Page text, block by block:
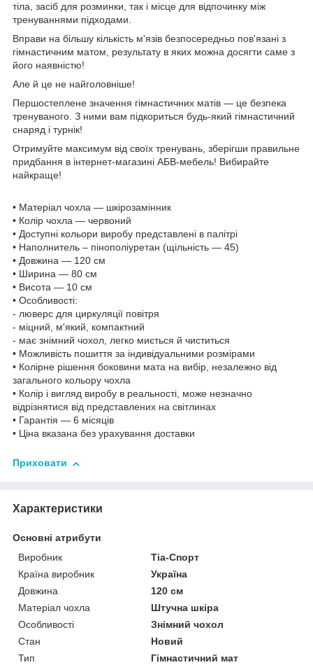
тіла, засіб для розминки, так і місце для відпочинку між
тренуваннями підходами.
Вправи на більшу кількість м'язів безпосередньо пов'язані з
гімнастичним матом, результату в яких можна досягти саме з
його наявністю!
Але й це не найголовніше!
Першостеплене значення гімнастичних матів — це безпека
тренуваного. З ними вам підкориться будь-який гімнастичний
снаряд і турнік!
Отримуйте максимум від своїх тренувань, зберігши правильне
придбання в інтернет-магазині АБВ-мебель! Вибирайте
найкраще!
• Матеріал чохла — шкірозамінник
• Колір чохла — червоний
• Доступні кольори виробу представлені в палітрі
• Наполнитель – пінополіуретан (щільність — 45)
• Довжина — 120 см
• Ширина — 80 см
• Висота — 10 см
• Особливості:
- люверс для циркуляції повітря
- міцний, м'який, компактний
- має знімний чохол, легко миється й чиститься
• Можливість пошиття за індивідуальними розмірами
• Колірне рішення боковини мата на вибір, незалежно від
загального кольору чохла
• Колір і вигляд виробу в реальності, може незначно
відрізнятися від представлених на світлинах
• Гарантія — 6 місяців
• Ціна вказана без урахування доставки
Приховати
Характеристики
Основні атрибути
Виробник
Тіа-Спорт
Країна виробник
Україна
Довжина
120 см
Матеріал чохла
Штучна шкіра
Особливості
Знімний чохол
Стан
Новий
Тип
Гімнастичний мат